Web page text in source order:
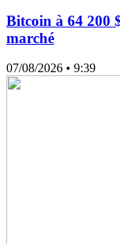
Bitcoin à 64 200
marché
07/08/2026 • 9:39